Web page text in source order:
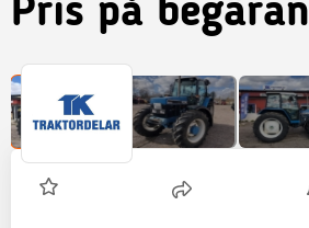
Pris på begäran